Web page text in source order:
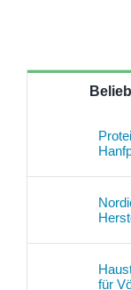
für